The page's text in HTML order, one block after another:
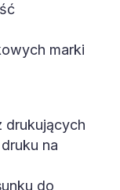
marki
drukujących
na
do